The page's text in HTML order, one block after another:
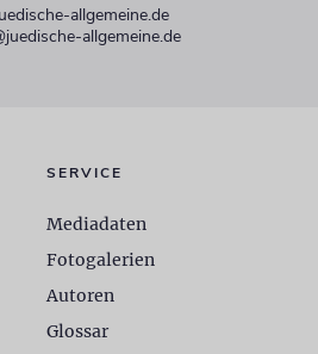
allgemeine.de
allgemeine.de
SERVICE
Mediadaten
Fotogalerien
Autoren
Glossar